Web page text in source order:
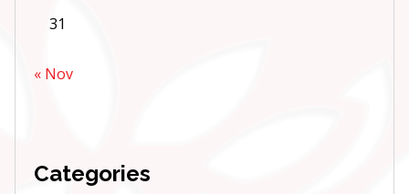
31
« Nov
Categories